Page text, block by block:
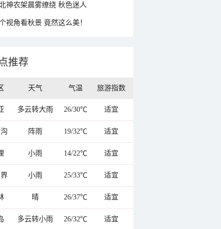
神农架晨雾缭绕 秋色迷人
视角看秋景 竟然这么美！
推荐
天气 气温 旅游指数
多云转大雨 26/30℃ 适宜
阵雨 19/32℃ 适宜
小雨 14/22℃ 适宜
小雨 25/33℃ 适宜
晴 26/37℃ 适宜
多云转小雨 26/32℃ 适宜